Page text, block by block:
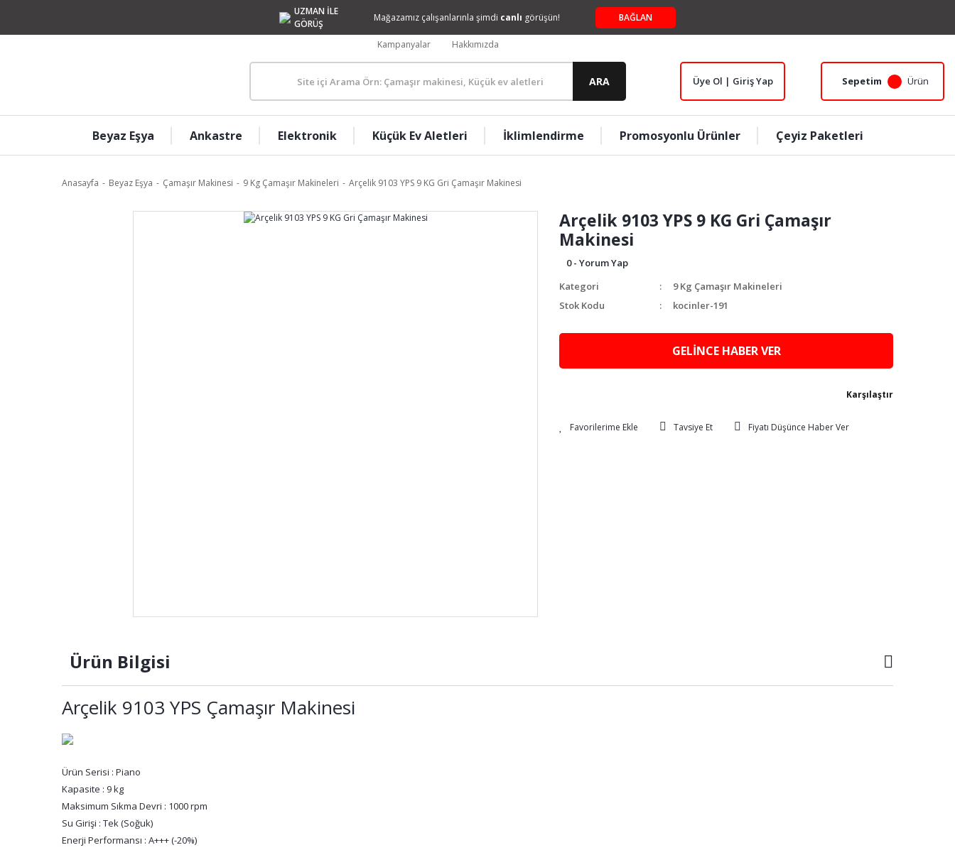
UZMAN İLE
GÖRÜŞ
Mağazamız çalışanlarınla şimdi canlı görüşün! BAĞLAN
Kampanyalar Hakkımızda
ARA Üye Ol | Giriş Yap Sepetim Ürün
Beyaz Eşya Ankastre Elektronik Küçük Ev Aletleri İklimlendirme Promosyonlu Ürünler Çeyiz Paketleri
Anasayfa Beyaz Eşya Çamaşır Makinesi 9 Kg Çamaşır Makineleri Arçelik 9103 YPS 9 KG Gri Çamaşır Makinesi
Arçelik 9103 YPS 9 KG Gri Çamaşır
Makinesi
0 - Yorum Yap
Kategori
9 Kg Çamaşır Makineleri
Stok Kodu
kocinler-191
GELİNCE HABER VER
Karşılaştır
Tavsiye Et Fiyatı Düşünce Haber Ver
Ürün Bilgisi
Arçelik 9103 YPS Çamaşır Makinesi
Ürün Serisi : Piano
Kapasite : 9 kg
Maksimum Sıkma Devri : 1000 rpm
Su Girişi : Tek (Soğuk)
Enerji Performansı : A+++ (-20%)